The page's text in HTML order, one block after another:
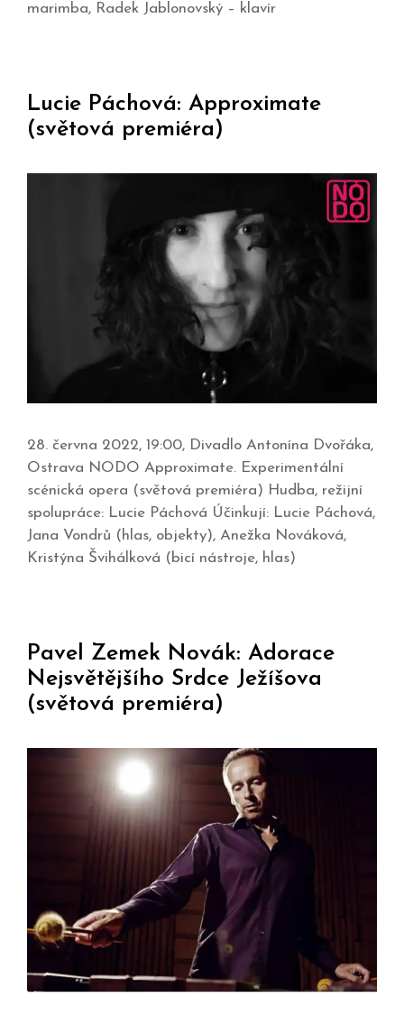
marimba, Radek Jablonovský – klavír
Lucie Páchová: Approximate
(světová premiéra)
28. června 2022, 19:00, Divadlo Antonína Dvořáka,
Ostrava NODO Approximate. Experimentální
scénická opera (světová premiéra) Hudba, režijní
spolupráce: Lucie Páchová Účinkují: Lucie Páchová,
Jana Vondrů (hlas, objekty), Anežka Nováková,
Kristýna Švihálková (bicí nástroje, hlas)
Pavel Zemek Novák: Adorace
Nejsvětějšího Srdce Ježíšova
(světová premiéra)